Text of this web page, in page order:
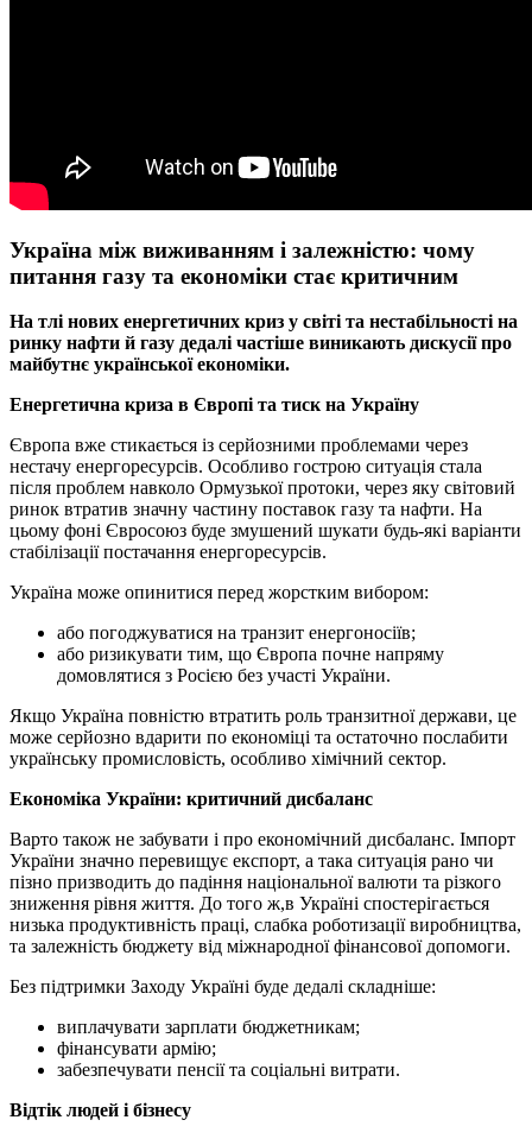
Україна між виживанням і залежністю: чому
питання газу та економіки стає критичним
На тлі нових енергетичних криз у світі та нестабільності на
ринку нафти й газу дедалі частіше виникають дискусії про
майбутнє української економіки.
Енергетична криза в Європі та тиск на Україну
Європа вже стикається із серйозними проблемами через
нестачу енергоресурсів. Особливо гострою ситуація стала
після проблем навколо Ормузької протоки, через яку світовий
ринок втратив значну частину поставок газу та нафти. На
цьому фоні Євросоюз буде змушений шукати будь-які варіанти
стабілізації постачання енергоресурсів.
Україна може опинитися перед жорстким вибором:
або погоджуватися на транзит енергоносіїв;
або ризикувати тим, що Європа почне напряму
домовлятися з Росією без участі України.
Якщо Україна повністю втратить роль транзитної держави, це
може серйозно вдарити по економіці та остаточно послабити
українську промисловість, особливо хімічний сектор.
Економіка України: критичний дисбаланс
Варто також не забувати і про економічний дисбаланс. Імпорт
України значно перевищує експорт, а така ситуація рано чи
пізно призводить до падіння національної валюти та різкого
зниження рівня життя. До того ж,в Україні спостерігається
низька продуктивність праці, слабка роботизації виробництва,
та залежність бюджету від міжнародної фінансової допомоги.
Без підтримки Заходу Україні буде дедалі складніше:
виплачувати зарплати бюджетникам;
фінансувати армію;
забезпечувати пенсії та соціальні витрати.
Відтік людей і бізнесу